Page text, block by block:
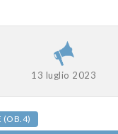
13 luglio 2023
(OB.4)